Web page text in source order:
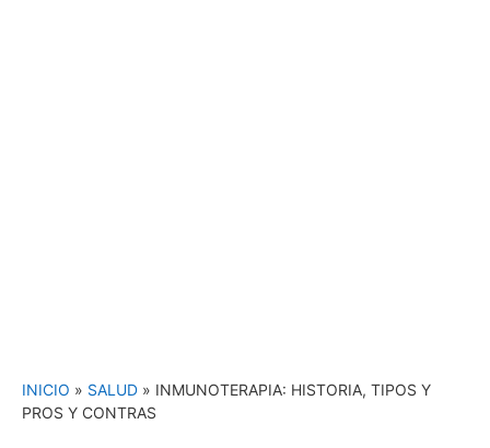
INICIO » SALUD » INMUNOTERAPIA: HISTORIA, TIPOS Y
PROS Y CONTRAS